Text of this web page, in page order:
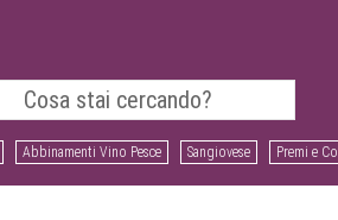
Abbinamenti Vino Pesce Sangiovese Premi e